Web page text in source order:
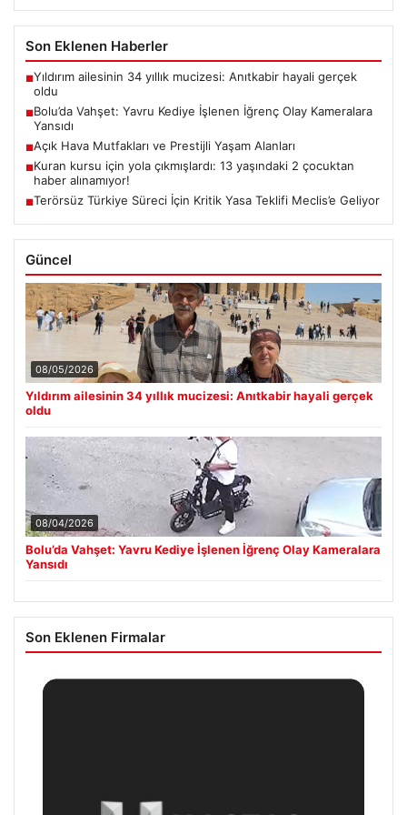
Son Eklenen Haberler
■Yıldırım ailesinin 34 yıllık mucizesi: Anıtkabir hayali gerçek
oldu
■Bolu’da Vahşet: Yavru Kediye İşlenen İğrenç Olay Kameralara
Yansıdı
■Açık Hava Mutfakları ve Prestijli Yaşam Alanları
■Kuran kursu için yola çıkmışlardı: 13 yaşındaki 2 çocuktan
haber alınamıyor!
■Terörsüz Türkiye Süreci İçin Kritik Yasa Teklifi Meclis’e Geliyor
Güncel
08/05/2026
Yıldırım ailesinin 34 yıllık mucizesi: Anıtkabir hayali gerçek
oldu
08/04/2026
Bolu’da Vahşet: Yavru Kediye İşlenen İğrenç Olay Kameralara
Yansıdı
Son Eklenen Firmalar